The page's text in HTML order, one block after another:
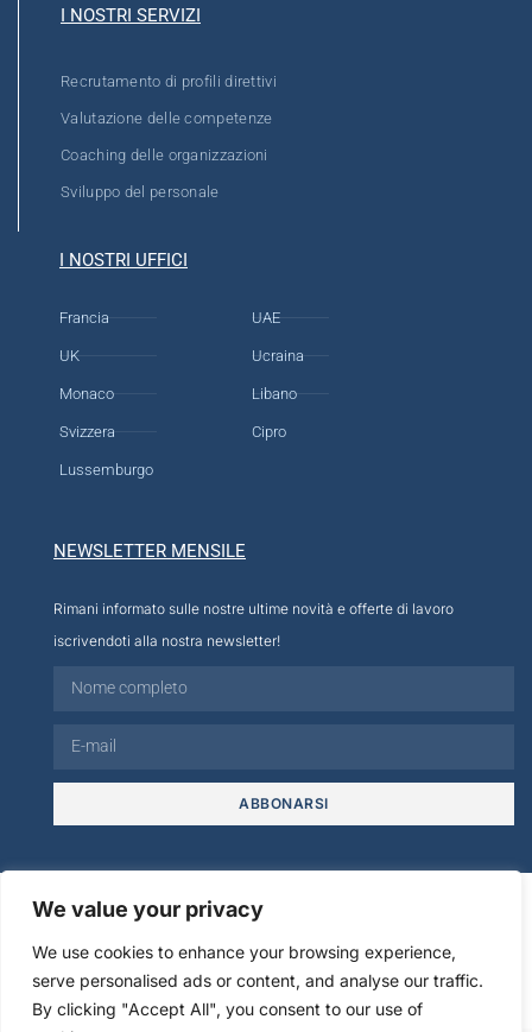
We value your privacy
We use cookies to enhance your browsing experience,
serve personalised ads or content, and analyse our traffic.
By clicking "Accept All", you consent to our use of
I NOSTRI SERVIZI
Recrutamento di profili direttivi
Valutazione delle competenze
Coaching delle organizzazioni
Sviluppo del personale
I NOSTRI UFFICI
Francia
UK
Monaco
Svizzera
Lussemburgo
UAE
Ucraina
Libano
Cipro
NEWSLETTER MENSILE
Rimani informato sulle nostre ultime novità e offerte di lavoro
iscrivendoti alla nostra newsletter!
ABBONARSI
© 2026
Note legali
Informativa Sulla